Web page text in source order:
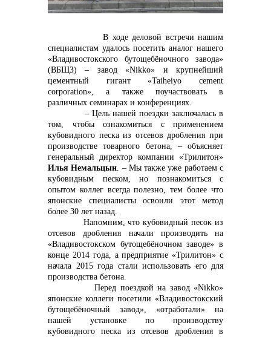
контакты отдела закупок
Контакты
+7 (423) 234 50 50
В ходе деловой встречи нашим
специалистам удалось посетить аналог нашего
«Владивостокского бутощебёночного завода»
(ВБЩЗ) – завод «Nikko» и крупнейший
цементный гигант «Taiheiyo cement
corporation», а также поучаствовать в
различных семинарах и конференциях.
– Цель нашей поездки заключалась в
том, чтобы ознакомиться с применением
кубовидного песка из отсевов дробления при
производстве товарного бетона, – объясняет
генеральный директор компании «Трилитон»
Илья Немальцын. – Мы также уже работаем с
кубовидным песком, но познакомиться с
опытом коллег всегда полезно, тем более что
японские специалисты освоили этот метод
более 30 лет назад.
Напомним, что кубовидный песок из
отсевов дробления начали производить на
«Владивостокском бутощебёночном заводе» в
конце 2014 года, а предприятие «Трилитон» с
начала 2015 года стали использовать его для
производства бетона.
Перед поездкой на завод «Nikko»
японские коллеги посетили «Владивостокский
бутощебёночный завод», «отработали» на
нашей установке по производству
кубовидного песка из отсевов дробления в